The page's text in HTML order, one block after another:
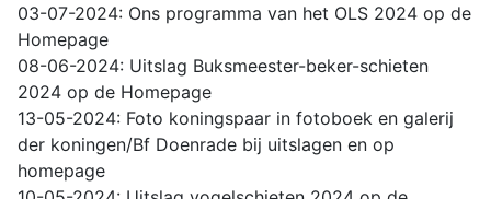
03-07-2024: Ons programma van het OLS 2024 op de
Homepage
08-06-2024: Uitslag Buksmeester-beker-schieten
2024 op de Homepage
13-05-2024: Foto koningspaar in fotoboek en galerij
der koningen/Bf Doenrade bij uitslagen en op
homepage